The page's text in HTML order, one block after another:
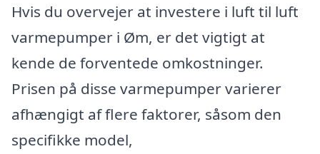
Hvis du overvejer at investere i luft til luft
varmepumper i Øm, er det vigtigt at
kende de forventede omkostninger.
Prisen på disse varmepumper varierer
afhængigt af flere faktorer, såsom den
specifikke model,